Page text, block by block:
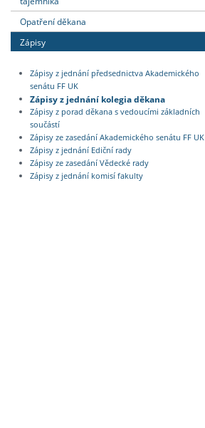
Opatření děkana
Zápisy
Zápisy z jednání předsednictva Akademického
senátu FF UK
Zápisy z jednání kolegia děkana
Zápisy z porad děkana s vedoucími základních
součástí
Zápisy ze zasedání Akademického senátu FF UK
Zápisy z jednání Ediční rady
Zápisy ze zasedání Vědecké rady
Zápisy z jednání komisí fakulty